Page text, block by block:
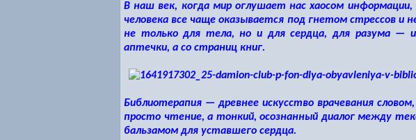
В наш век, когда мир оглушает нас хаосом
человека все чаще оказывается под гнетом стрессов
не только для тела, но и для сердца, для разума — и
аптечки, а со страниц книг.
Библиотерапия — древнее искусство врачевания
просто чтение, а тонкий, осознанный диалог между
бальзамом для уставшего сердца.